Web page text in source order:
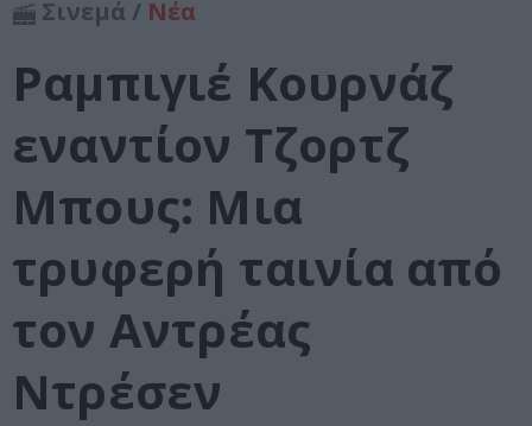
Σινεμά / Νέα
Ραμπιγιέ Κουρνάζ
εναντίον Τζορτζ
Μπους: Μια
τρυφερή ταινία από
τον Αντρέας
Ντρέσεν